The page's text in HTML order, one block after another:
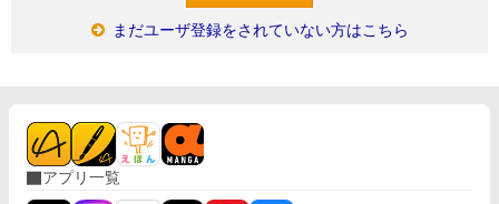
まだユーザ登録をされていない方はこちら
アプリ一覧